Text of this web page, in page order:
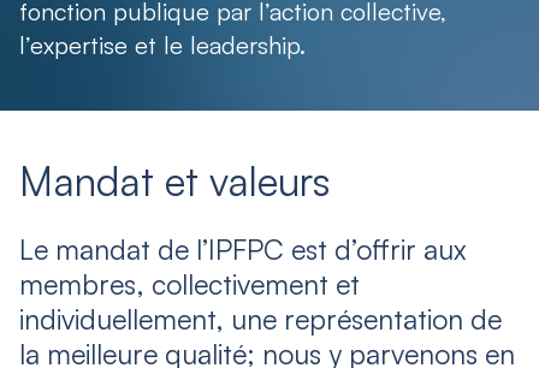
fonction publique par l’action collective,
l’expertise et le leadership.
Mandat et valeurs
Le mandat de l’IPFPC est d’offrir aux
membres, collectivement et
individuellement, une représentation de
la meilleure qualité; nous y parvenons en